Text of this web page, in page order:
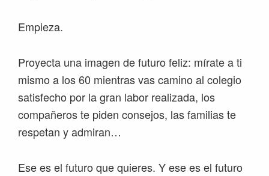
Empieza.
Proyecta una imagen de futuro feliz: mírate a ti
mismo a los 60 mientras vas camino al colegio
satisfecho por la gran labor realizada, los
compañeros te piden consejos, las familias te
respetan y admiran…
Ese es el futuro que quieres. Y ese es el futuro